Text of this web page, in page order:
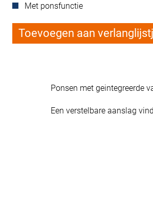
Met ponsfunctie
Toevoegen aan
Ponsen met geintegreerde
Een verstelbare aanslag